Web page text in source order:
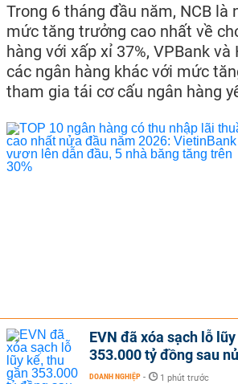
Trong 6 tháng đầu năm, NCB là
mức tăng trưởng cao nhất về
hàng với xấp xỉ 37%, VPBank và
các ngân hàng khác với mức
tham gia tái cơ cấu ngân hàng
EVN đã xóa sạch lỗ
353.000 tỷ đồng sau
DOANH NGHIỆP - 1 phút trước